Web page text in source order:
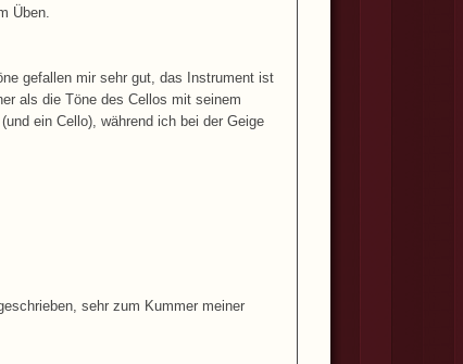
Üben.
gefallen mir sehr gut, das Instrument ist
als die Töne des Cellos mit seinem
ein Cello), während ich bei der Geige
sehr zum Kummer meiner